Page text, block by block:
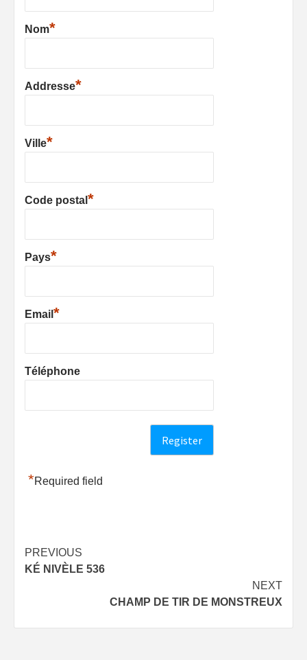
Nom*
Addresse*
Ville*
Code postal *
Pays*
Email *
Téléphone
*Required field
Post
navigation
PREVIOUS
KÉ NIVÈLE 536
NEXT
CHAMP DE TIR DE MONSTREUX